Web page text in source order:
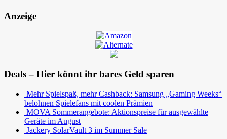
Anzeige
Deals – Hier könnt ihr bares Geld sparen
Mehr Spielspaß, mehr Cashback: Samsung „Gaming Weeks“
belohnen Spielefans mit coolen Prämien
MOVA Sommerangebote: Aktionspreise für ausgewählte
Geräte im August
Jackery SolarVault 3 im Summer Sale